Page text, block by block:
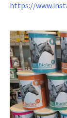
https://